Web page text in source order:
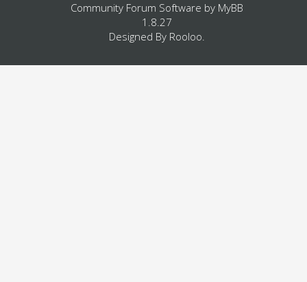
Community Forum Software by MyBB
1.8.27
Designed By Rooloo.